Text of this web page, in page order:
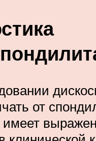
от
имеет